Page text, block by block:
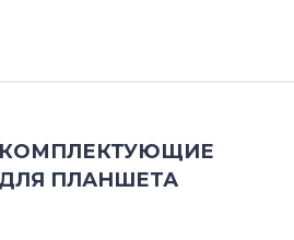
КОМПЛЕКТУЮЩИЕ
ДЛЯ ПЛАНШЕТА